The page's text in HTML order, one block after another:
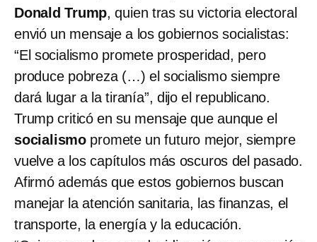
Donald Trump, quien tras su victoria electoral
envió un mensaje a los gobiernos socialistas:
“El socialismo promete prosperidad, pero
produce pobreza (…) el socialismo siempre
dará lugar a la tiranía”, dijo el republicano.
Trump criticó en su mensaje que aunque el
socialismo promete un futuro mejor, siempre
vuelve a los capítulos más oscuros del pasado.
Afirmó además que estos gobiernos buscan
manejar la atención sanitaria, las finanzas, el
transporte, la energía y la educación.